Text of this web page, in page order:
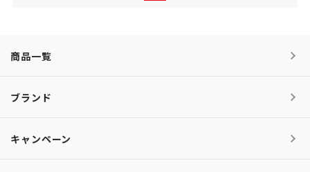
商品一覧
ブランド
キャンペーン